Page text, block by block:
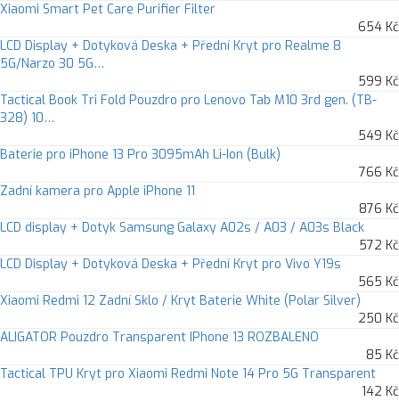
Xiaomi Smart Pet Care Purifier Filter
654 Kč
LCD Display + Dotyková Deska + Přední Kryt pro Realme 8
5G/Narzo 30 5G…
599 Kč
Tactical Book Tri Fold Pouzdro pro Lenovo Tab M10 3rd gen. (TB-
328) 10…
549 Kč
Baterie pro iPhone 13 Pro 3095mAh Li-Ion (Bulk)
766 Kč
Zadní kamera pro Apple iPhone 11
876 Kč
LCD display + Dotyk Samsung Galaxy A02s / A03 / A03s Black
572 Kč
LCD Display + Dotyková Deska + Přední Kryt pro Vivo Y19s
565 Kč
Xiaomi Redmi 12 Zadní Sklo / Kryt Baterie White (Polar Silver)
250 Kč
ALIGATOR Pouzdro Transparent IPhone 13 ROZBALENO
85 Kč
Tactical TPU Kryt pro Xiaomi Redmi Note 14 Pro 5G Transparent
142 Kč